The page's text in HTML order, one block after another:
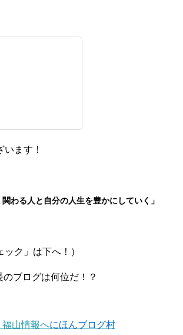
ます！
わる人と自分の人生を豊かにしていく」
ク」は下へ！）
ブログは何位だ！？
にほんブログ村